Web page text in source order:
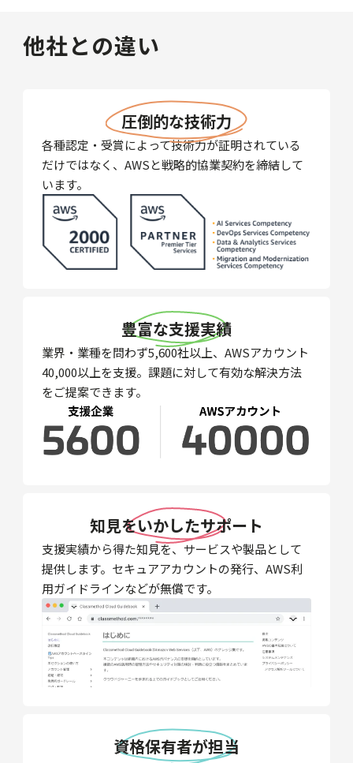
他社との違い
圧倒的な技術力
各種認定・受賞によって技術力が証明されている
だけではなく、AWSと戦略的協業契約を締結して
います。
豊富な支援実績
業界・業種を問わず5,600社以上、AWSアカウント
40,000以上を支援。課題に対して有効な解決方法
をご提案できます。
知見をいかしたサポート
支援実績から得た知見を、サービスや製品として
提供します。セキュアアカウントの発行、AWS利
用ガイドラインなどが無償です。
資格保有者が担当